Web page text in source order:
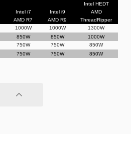
Intel i7
AMD R7
Intel i9
AMD R9
Intel HEDT
AMD
ThreadRipper
1000W 1000W
1300W
850W 850W
1000W
750W 750W
850W
750W 750W 850W